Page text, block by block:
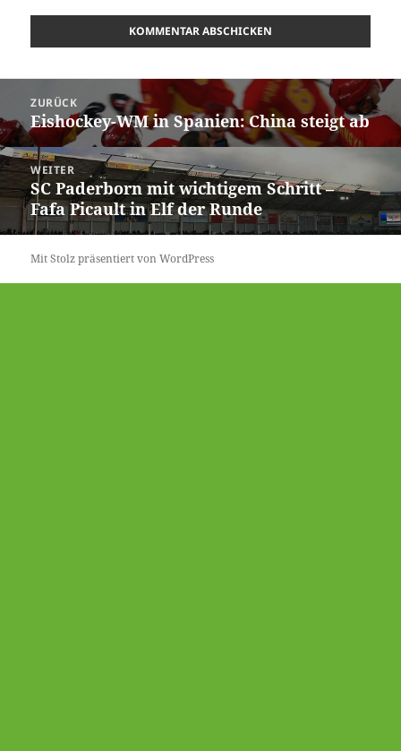
Navigation
ZURÜCK
Vorheriger
Beitrag:
Eishockey-WM in Spanien: China steigt ab
WEITER
Nächster
Beitrag:
SC Paderborn mit wichtigem Schritt –
Fafa Picault in Elf der Runde
Mit Stolz präsentiert von WordPress